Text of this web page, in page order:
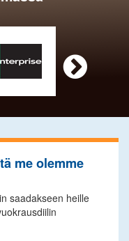

me olemme
saadakseen heille